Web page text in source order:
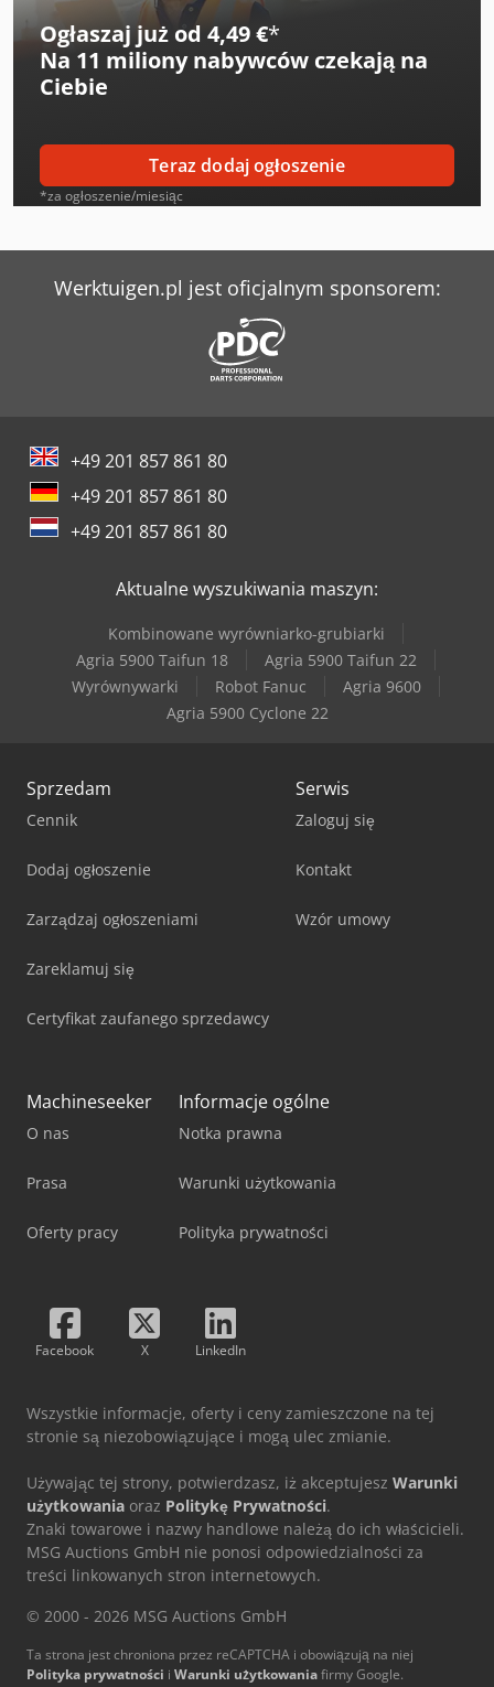
Kaeser Sk 25
Kaeser Sk 25 T
Kaeser Sm 13
Kaeser Sm 13 T
Kaeser Sxc 8
Kaeser Tah 7
Kaeser Tb 19
Kaeser Tbh 14
Kaeser Tc 44
Kaeser Tf 230
Ogłaszaj już od 4,49 €*
Na 11 miliony nabywców czekają na
Ciebie
Teraz dodaj ogłoszenie
*za ogłoszenie/miesiąc
Werktuigen.pl jest oficjalnym sponsorem:
+49 201 857 861 80
+49 201 857 861 80
+49 201 857 861 80
Aktualne wyszukiwania maszyn:
Kombinowane wyrówniarko-grubiarki
Agria 5900 Taifun 18
Agria 5900 Taifun 22
Wyrównywarki
Robot Fanuc
Agria 9600
Agria 5900 Cyclone 22
Sprzedam
Cennik
Dodaj ogłoszenie
Zarządzaj ogłoszeniami
Zareklamuj się
Certyfikat zaufanego sprzedawcy
Serwis
Zaloguj się
Kontakt
Wzór umowy
Machineseeker
O nas
Prasa
Oferty pracy
Informacje ogólne
Notka prawna
Warunki użytkowania
Polityka prywatności
Facebook X LinkedIn
Wszystkie informacje, oferty i ceny zamieszczone na tej
stronie są niezobowiązujące i mogą ulec zmianie.
Używając tej strony, potwierdzasz, iż akceptujesz Warunki
użytkowania oraz Politykę Prywatności.
Znaki towarowe i nazwy handlowe należą do ich właścicieli.
MSG Auctions GmbH nie ponosi odpowiedzialności za
treści linkowanych stron internetowych.
© 2000 - 2026 MSG Auctions GmbH
Ta strona jest chroniona przez reCAPTCHA i obowiązują na niej
Polityka prywatności i Warunki użytkowaniafirmy Google.